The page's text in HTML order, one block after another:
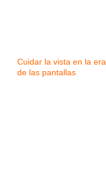
Cuidar la vista en la era
de las pantallas